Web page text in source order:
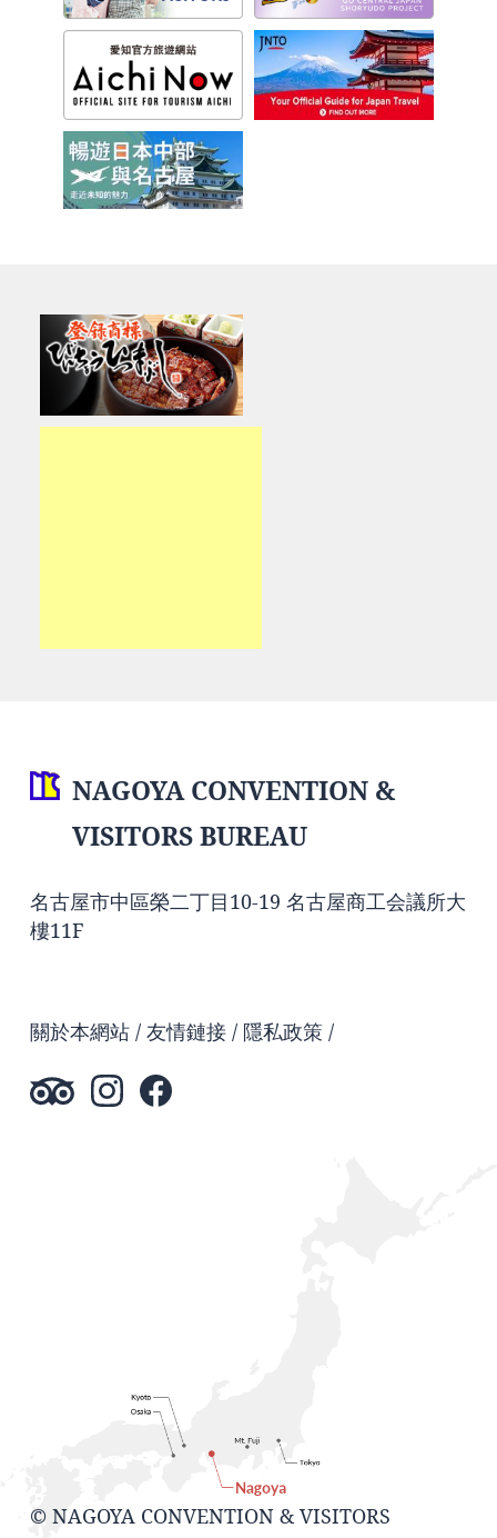
NAGOYA CONVENTION &
VISITORS BUREAU
名古屋市中區榮二丁目10-19 名古屋商工会議所大
樓11F
關於本網站 友情鏈接 隱私政策
© NAGOYA CONVENTION & VISITORS